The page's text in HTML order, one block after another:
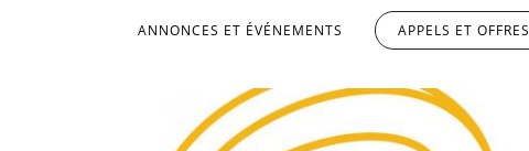
ANNONCES ET ÉVÉNEMENTS APPELS ET OFFRES